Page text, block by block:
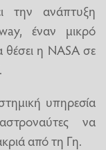
την ανάπτυξη
έναν μικρό
θέσει η NASA σε
υπηρεσία
να
από τη Γη.